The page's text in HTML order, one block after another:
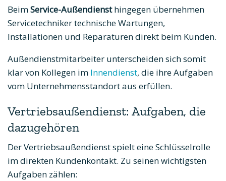
BeimService-Außendiensthingegen übernehmen
Servicetechniker technische Wartungen,
Installationen und Reparaturen direkt beim Kunden.
Außendienstmitarbeiter unterscheiden sich somit
klar von Kollegen im Innendienst, die ihre Aufgaben
vom Unternehmensstandort aus erfüllen.
Vertriebsaußendienst: Aufgaben, die
dazugehören
Der Vertriebsaußendienst spielt eine Schlüsselrolle
im direkten Kundenkontakt. Zu seinen wichtigsten
Aufgaben zählen: